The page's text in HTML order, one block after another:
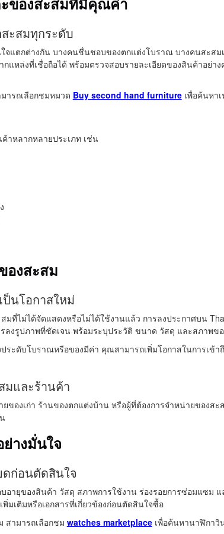
ะของสะสมที่มีคุณค่า
ะสมทุกระดับ
แตกต่างกัน บางคนชื่นชอบของตกแต่งโบราณ บางคนสะสม
กแหล่งที่เชื่อถือได้ พร้อมตรวจสอบรายละเอียดของสินค้าอ
ารถเลือกชมหมวด Buy second hand furnitureเพื่อค้นหา
หลากหลายประเภท เช่น
องสะสม
ป็นโอกาสใหม่
มที่ไม่ได้จัดแสดงหรือไม่ได้ใช้งานแล้ว การลงประกาศบน
รลงรูปภาพที่ชัดเจน พร้อมระบุประวัติ ขนาด วัสดุ และสภาพ
ระดับโบราณหรือของมีค่า คุณสามารถเพิ่มโอกาสในการเข้า
มและร้านค้า
ของเก่า ร้านของตกแต่งบ้าน หรือผู้ที่ต้องการจำหน่ายของส
ย่างมั่นใจ
ดก่อนตัดสินใจ
อายุของสินค้า วัสดุ สภาพการใช้งาน ร่องรอยการซ่อมแซม
มเติมหรือเอกสารที่เกี่ยวข้องก่อนตัดสินใจซื้อ
ามารถเลือกชม watches marketplaceเพื่อค้นหานาฬิกาวิ